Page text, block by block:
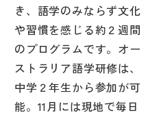
き、語学のみならず文化
や習慣を感じる約２週間
のプログラムです。オー
ストラリア語学研修は、
中学２年生から参加が可
能。11月には現地で毎日